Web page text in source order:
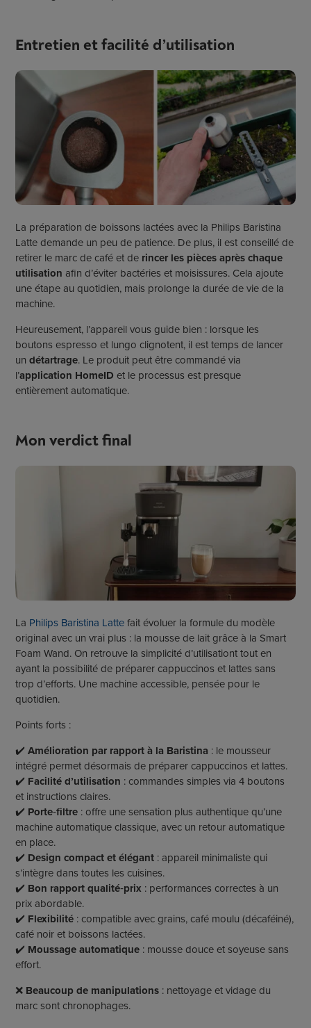
Entretien et facilité d’utilisation
La préparation de boissons lactées avec la Philips Baristina
Latte demande un peu de patience. De plus, il est conseillé de
retirer le marc de café et de rincer les pièces après chaque
utilisation afin d’éviter bactéries et moisissures. Cela ajoute
une étape au quotidien, mais prolonge la durée de vie de la
machine.
Heureusement, l’appareil vous guide bien : lorsque les
boutons espresso et lungo clignotent, il est temps de lancer
undétartrage. Le produit peut être commandé via
l’application HomeID et le processus est presque
entièrement automatique.
Mon verdict final
La Philips Baristina Lattefait évoluer la formule du modèle
original avec un vrai plus : la mousse de lait grâce à la Smart
Foam Wand. On retrouve la simplicité d’utilisationt tout en
ayant la possibilité de préparer cappuccinos et lattes sans
trop d’efforts. Une machine accessible, pensée pour le
quotidien.
Points forts :
✔️Amélioration par rapport à la Baristina : le mousseur
intégré permet désormais de préparer cappuccinos et lattes.
✔️ Facilité d’utilisation : commandes simples via 4 boutons
et instructions claires.
✔️ Porte‑filtre : offre une sensation plus authentique qu’une
machine automatique classique, avec un retour automatique
en place.
✔️ Design compact et élégant : appareil minimaliste qui
s’intègre dans toutes les cuisines.
✔️ Bon rapport qualité‑prix : performances correctes à un
prix abordable.
✔️ Flexibilité : compatible avec grains, café moulu (décaféiné),
café noir et boissons lactées.
✔️ Moussage automatique : mousse douce et soyeuse sans
effort.
❌ Beaucoup de manipulations : nettoyage et vidage du
marc sont chronophages.